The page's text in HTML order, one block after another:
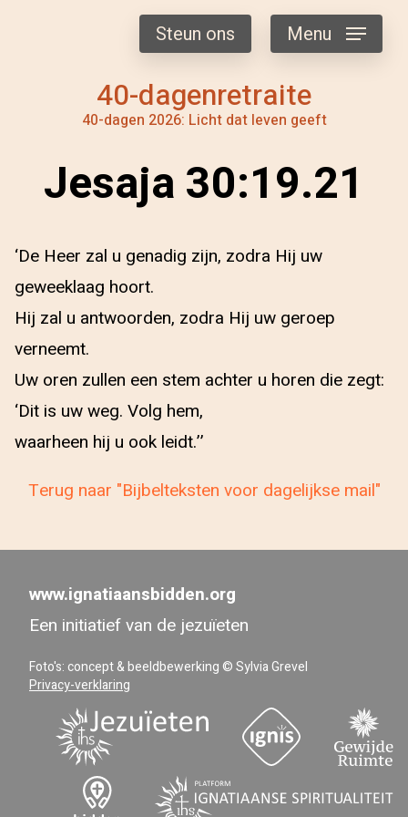
40-dagenretraite
40-dagen 2026: Licht dat leven geeft
Steun ons Menu
Jesaja 30:19.21
‘De Heer zal u genadig zijn, zodra Hij uw
geweeklaag hoort.
Hij zal u antwoorden, zodra Hij uw geroep
verneemt.
Uw oren zullen een stem achter u horen die zegt:
‘Dit is uw weg. Volg hem,
waarheen hij u ook leidt.’’
Terug naar "Bijbelteksten voor dagelijkse mail"
www.ignatiaansbidden.org
Een initiatief van de jezuïeten
Foto's: concept & beeldbewerking © Sylvia Grevel
Privacy-verklaring